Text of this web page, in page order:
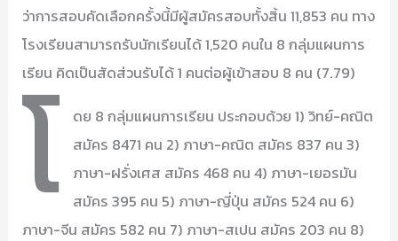
ว่าการสอบคัดเลือกครั้งนี้มีผู้สมัครสอบทั้งสิ้น 11,853 คน ทาง
โรงเรียนสามารถรับนักเรียนได้ 1,520 คนใน 8 กลุ่มแผนการ
เรียน คิดเป็นสัดส่วนรับได้ 1 คนต่อผู้เข้าสอบ 8 คน (7.79)
โ
ดย 8 กลุ่มแผนการเรียน ประกอบด้วย 1) วิทย์-คณิต
สมัคร 8471 คน 2) ภาษา-คณิต สมัคร 837 คน 3)
ภาษา-ฝรั่งเศส สมัคร 468 คน 4) ภาษา-เยอรมัน
สมัคร 395 คน 5) ภาษา-ญี่ปุ่น สมัคร 524 คน 6)
ภาษา-จีน สมัคร 582 คน 7) ภาษา-สเปน สมัคร 203 คน 8)